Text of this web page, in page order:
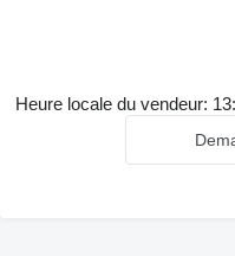
Heure locale du vendeur: